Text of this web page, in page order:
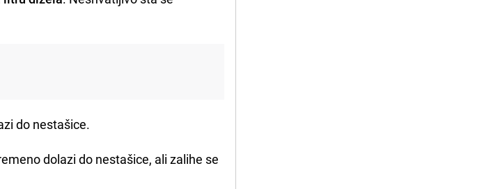
do nestašice.
dolazi do nestašice, ali zalihe se